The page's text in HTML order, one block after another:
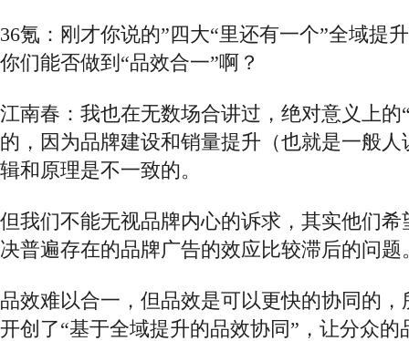
36氪：刚才你说的”四大“里还有一个”全域提
你们能否做到“品效合一”啊？
江南春：我也在无数场合讲过，绝对意义上的
的，因为品牌建设和销量提升（也就是一般人
辑和原理是不一致的。
但我们不能无视品牌内心的诉求，其实他们希
决普遍存在的品牌广告的效应比较滞后的问题
品效难以合一，但品效是可以更快的协同的
开创了“基于全域提升的品效协同”，让分众